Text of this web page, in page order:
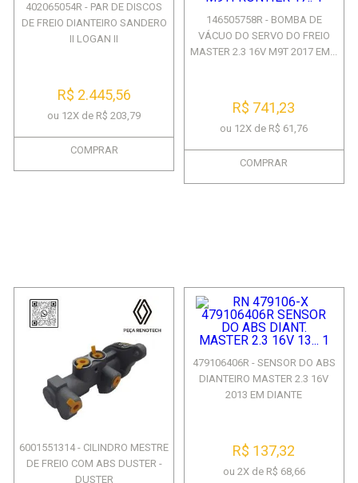
402065054R - PAR DE DISCOS
DE FREIO DIANTEIRO SANDERO
II LOGAN II
R$ 2.445,56
ou 12X de R$ 203,79
COMPRAR
146505758R - BOMBA DE
VÁCUO DO SERVO DO FREIO
MASTER 2.3 16V M9T 2017 EM...
R$ 741,23
ou 12X de R$ 61,76
COMPRAR
6001551314 - CILINDRO MESTRE
DE FREIO COM ABS DUSTER -
DUSTER
479106406R - SENSOR DO ABS
DIANTEIRO MASTER 2.3 16V
2013 EM DIANTE
R$ 137,32
ou 2X de R$ 68,66